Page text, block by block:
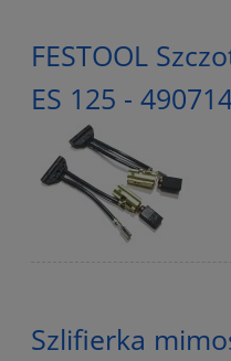
FESTOOL
ES 125 -
Szlifierka